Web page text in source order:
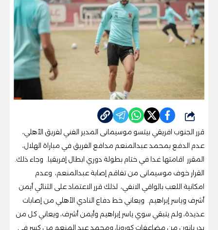
شارك
قرر الجنوب افريقي بيتسو موسيمانى المدير الفني لفريق الأهلي،
عدم الدفع بمحمد عبدالمنعم مدافع الفريق في مباراة الهلال،
المقرر اقامتها غدا في ختام بطولة دوري ابطال إفريقيا. وجاء ذلك.
القرار خوف موسيمانى من تفاقم إصابة عبدالمنعم، وعدم
امكانية اللعب بالواقي الانفي، لذلك قرر الاعتماد على الثنائي أيمن
أشرف وياسر إبراهيم. ويعاني خط دفاع النادي الأهلي من إصابات
عديدة، ولم يتبقي سوي ياسر إبراهيم وأيمن أشرف، ويعاني كل من
بدر بانون من مضاعفات كورونا، ومحمد عبد المنعم من كسر في